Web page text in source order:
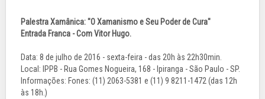
Palestra Xamânica: "O Xamanismo e Seu Poder de Cura"
Entrada Franca - Com Vitor Hugo.
Data: 8 de julho de 2016 - sexta-feira - das 20h às 22h30min.
Local: IPPB - Rua Gomes Nogueira, 168 - Ipiranga - São Paulo - SP.
Informações: Fones: (11) 2063-5381 e (11) 9 8211-1472 (das 12h
às 18h.)